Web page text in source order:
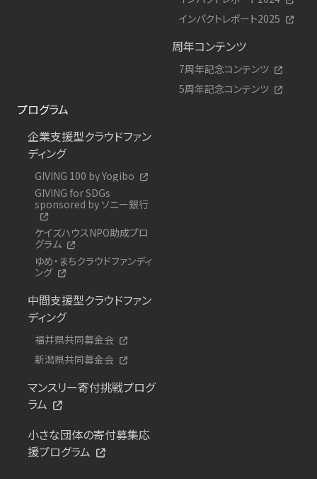
インパクトレポート2025
周年コンテンツ
7周年記念コンテンツ
5周年記念コンテンツ
プログラム
企業支援型クラウドファン
ディング
GIVING 100 by Yogibo
GIVING for SDGs
sponsored by ソニー銀行
ケイズハウスNPO助成プロ
グラム
ゆめ・まちクラウドファンディ
ング
中間支援型クラウドファン
ディング
福井県共同募金会
新潟県共同募金会
マンスリー寄付挑戦プログ
ラム
小さな団体の寄付募集応
援プログラム